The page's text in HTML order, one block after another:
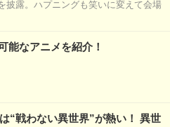
披露。ハプニングも笑いに変えて会場
能なアニメを紹介！
“戦わない異世界”が熱い！ 異世